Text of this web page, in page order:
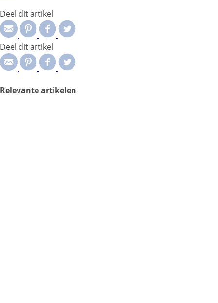
Deel dit artikel
Deel dit artikel
Relevante artikelen